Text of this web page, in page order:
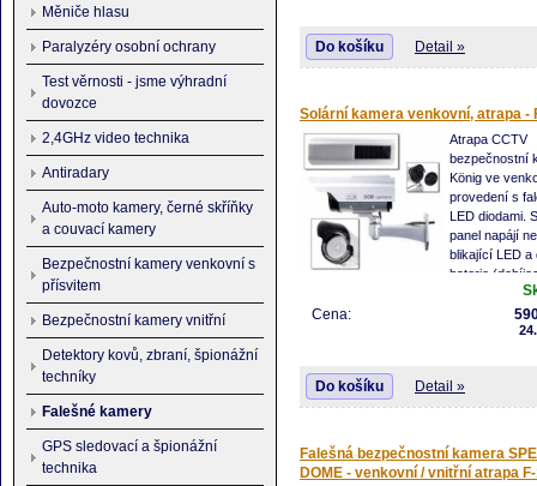
se šrouby pro montáž. Vyrobena z
nárazuodolného materiálu v stříbrné a
Do košíku Detail »
Solární kamera venkovní, atrapa -
Atrapa CCTV
bezpečnostní
König ve
provedení s
LED diodami.
panel napájí
blikající LED a
baterie
baterie nejsou součástí balení). Při
osvětlení nejsou baterie nutné.
Cena:
Do košíku Detail »
Falešná bezpečnostní kamera
DOME - venkovní / vnitřní atrapa
Měniče hlasu
Paralyzéry osobní ochrany
Test věrnosti - jsme výhradní
dovozce
2,4GHz video technika
Antiradary
Auto-moto kamery, černé skříňky
a couvací kamery
Bezpečnostní kamery venkovní s
přísvitem
Bezpečnostní kamery vnitřní
Detektory kovů, zbraní, špionážní
techníky
Falešné kamery
GPS sledovací a špionážní
technika